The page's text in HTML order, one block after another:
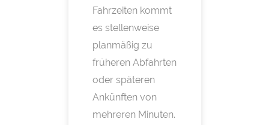
Fahrzeiten kommt
es stellenweise
planmäßig zu
früheren Abfahrten
oder späteren
Ankünften von
mehreren Minuten.